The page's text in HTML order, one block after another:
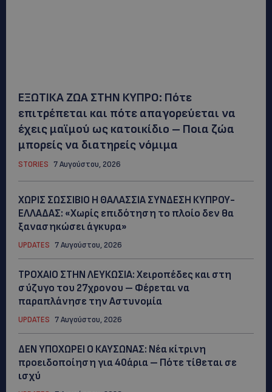
ΕΞΩΤΙΚΑ ΖΩΑ ΣΤΗΝ ΚΥΠΡΟ: Πότε
επιτρέπεται και πότε απαγορεύεται να
έχεις μαϊμού ως κατοικίδιο – Ποια ζώα
μπορείς να διατηρείς νόμιμα
STORIES 7 Αυγούστου, 2026
ΧΩΡΙΣ ΣΩΣΣΙΒΙΟ Η ΘΑΛΑΣΣΙΑ ΣΥΝΔΕΣΗ ΚΥΠΡΟΥ-
ΕΛΛΑΔΑΣ: «Χωρίς επιδότηση το πλοίο δεν θα
ξανασηκώσει άγκυρα»
UPDATES 7 Αυγούστου, 2026
ΤΡΟΧΑΙΟ ΣΤΗΝ ΛΕΥΚΩΣΙΑ: Χειροπέδες και στη
σύζυγο του 27χρονου – Φέρεται να
παραπλάνησε την Αστυνομία
UPDATES 7 Αυγούστου, 2026
ΔΕΝ ΥΠΟΧΩΡΕΙ Ο ΚΑΥΣΩΝΑΣ: Νέα κίτρινη
προειδοποίηση για 40άρια – Πότε τίθεται σε
ισχύ